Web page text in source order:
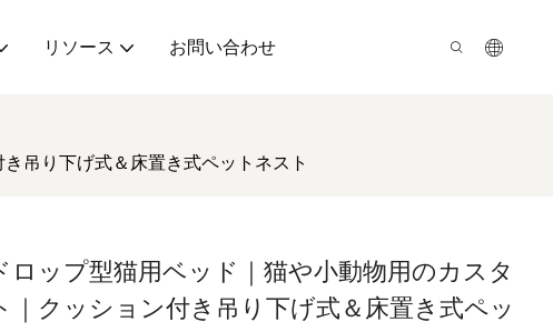
リソース お問い合わせ
吊り下げ式＆床置き式ペットネスト
ップ型猫用ベッド｜猫や小動物用のカスタ
クッション付き吊り下げ式＆床置き式ペッ